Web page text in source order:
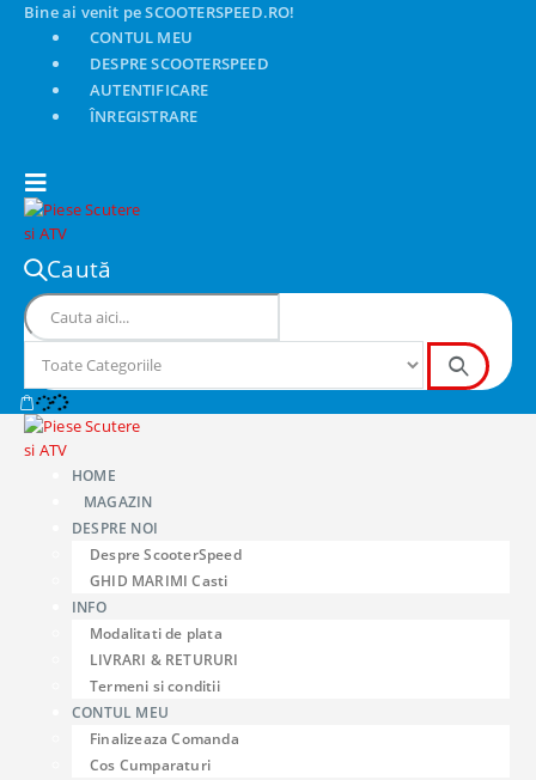
Bine ai venit pe SCOOTERSPEED.RO!
CONTUL MEU
DESPRE SCOOTERSPEED
AUTENTIFICARE
ÎNREGISTRARE
Caută
HOME
MAGAZIN
DESPRE NOI
Despre ScooterSpeed
GHID MARIMI Casti
INFO
Modalitati de plata
LIVRARI & RETURURI
Termeni si conditii
CONTUL MEU
Finalizeaza Comanda
Cos Cumparaturi